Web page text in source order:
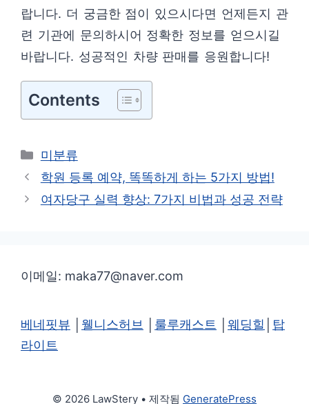
랍니다. 더 궁금한 점이 있으시다면 언제든지 관
련 기관에 문의하시어 정확한 정보를 얻으시길
바랍니다. 성공적인 차량 판매를 응원합니다!
Contents
카
테
리
미분류
학원 등록 예약, 똑똑하게 하는 5가지 방법!
여자당구 실력 향상: 7가지 비법과 성공 전략
이메일: maka77@naver.com
베네핏뷰 웰니스허브 룰루캐스트 웨딩힐
탑
라이트
© 2026 LawStery • 제작됨 GeneratePress